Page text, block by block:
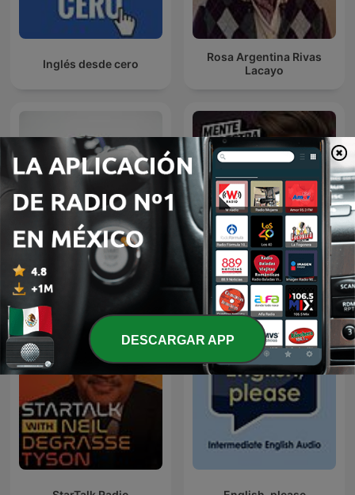
Inglés desde cero
Rosa Argentina Rivas
Lacayo
Diego Ruzzarin Mente Maestra Podcast
DESCARGAR APP